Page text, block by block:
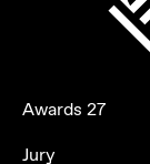
Awards 27
Jury